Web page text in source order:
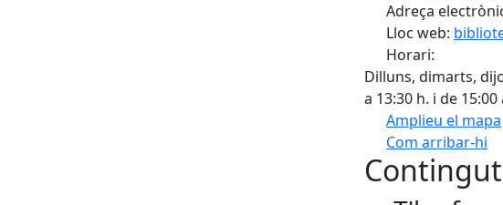
Adreça
Lloc web:
Horari:
Dilluns, dimarts,
a 13:30 h. i de
Amplieu el mapa
Com arribar-hi
+